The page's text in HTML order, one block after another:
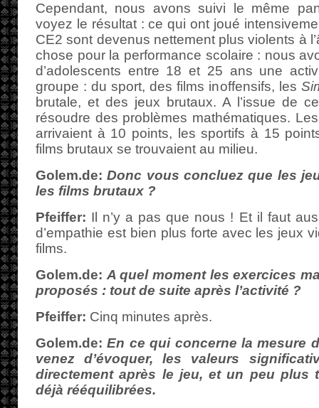
Cependant, nous avons suivi le même
voyez le résultat : ce qui ont joué
CE2 sont devenus nettement plus violents à
chose pour la performance scolaire : nous
d’adolescents entre 18 et 25 ans une
groupe : du sport, des films inoffensifs, les
brutale, et des jeux brutaux. A l’issue de
résoudre des problèmes mathématiques.
arrivaient à 10 points, les sportifs à 15
films brutaux se trouvaient au milieu.
Golem.de:Donc vous concluez que les
les films brutaux ?
Pfeiffer: Il n’y a pas que nous ! Et il faut
d’empathie est bien plus forte avec les jeux
films.
Golem.de: A quel moment les exercices
proposés : tout de suite après l’activité ?
Pfeiffer: Cinq minutes après.
Golem.de:En ce qui concerne la mesure
venez d’évoquer, les valeurs
directement après le jeu, et un peu plus
déjà rééquilibrées.